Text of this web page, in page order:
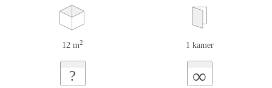
12 m2 1 kamer
? ∞